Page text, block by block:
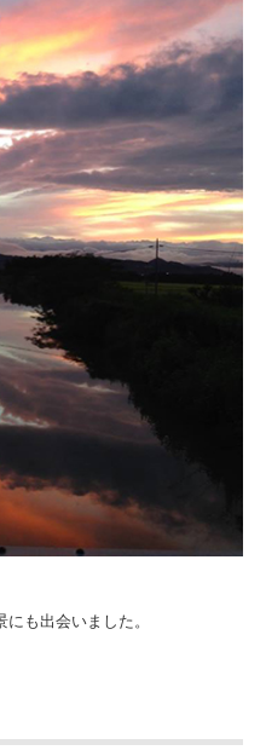
も出会いました。